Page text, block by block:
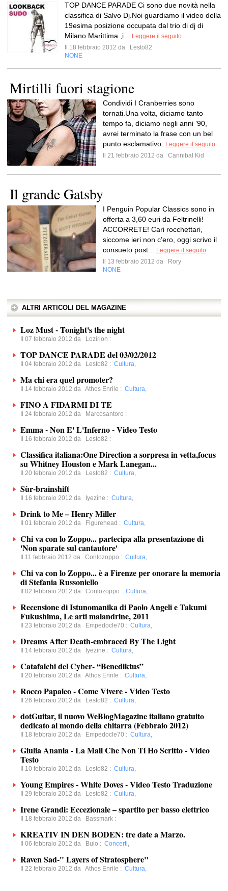
TOP DANCE PARADE Ci sono due novità nella
classifica di Salvo Dj.Noi guardiamo il video della
19esima posizione occupata dal trio di dj di
Milano Marittima ,i...
Leggere il seguito
Il 18 febbraio 2012 da
Lesto82
NONE
Mirtilli fuori stagione
Condividi I Cranberries sono
tornati.Una volta, diciamo tanto
tempo fa, diciamo negli anni ’90,
avrei terminato la frase con un bel
punto esclamativo.
Leggere il seguito
Il 21 febbraio 2012 da
Cannibal Kid
Il grande Gatsby
I Penguin Popular Classics sono in
offerta a 3,60 euri da Feltrinelli!
ACCORRETE! Cari rocchettari,
siccome ieri non c’ero, oggi scrivo il
consueto post...
Leggere il seguito
Il 13 febbraio 2012 da
Rory
NONE
ALTRI ARTICOLI DEL MAGAZINE
Loz Must - Tonight's the night
Il 07 febbraio 2012 da Lozirion :
TOP DANCE PARADE del 03/02/2012
Il 04 febbraio 2012 da Lesto82 : Cultura,
Ma chi era quel promoter?
Il 14 febbraio 2012 da Athos Enrile : Cultura,
FINO A FIDARMI DI TE
Il 24 febbraio 2012 da Marcosantoro :
Emma - Non E' L'Inferno - Video Testo
Il 16 febbraio 2012 da Lesto82 :
Classifica italiana:One Direction a sorpresa in vetta,focus
su Whitney Houston e Mark Lanegan...
Il 20 febbraio 2012 da Lesto82 : Cultura,
Sùr-brainshift
Il 16 febbraio 2012 da Iyezine : Cultura,
Drink to Me – Henry Miller
Il 01 febbraio 2012 da Figurehead : Cultura,
Chi va con lo Zoppo... partecipa alla presentazione di
'Non sparate sul cantautore'
Il 11 febbraio 2012 da Conlozoppo : Cultura,
Chi va con lo Zoppo... è a Firenze per onorare la memoria
di Stefania Russoniello
Il 02 febbraio 2012 da Conlozoppo : Cultura,
Recensione di Istunomanika di Paolo Angeli e Takumi
Fukushima, Le arti malandrine, 2011
Il 23 febbraio 2012 da Empedocle70 : Cultura,
Dreams After Death-embraced By The Light
Il 14 febbraio 2012 da Iyezine : Cultura,
Catafalchi del Cyber- “Benediktus”
Il 20 febbraio 2012 da Athos Enrile : Cultura,
Rocco Papaleo - Come Vivere - Video Testo
Il 26 febbraio 2012 da Lesto82 : Cultura,
dotGuitar, il nuovo WeBlogMagazine italiano gratuito
dedicato al mondo della chitarra (Febbraio 2012)
Il 18 febbraio 2012 da Empedocle70 : Cultura,
Giulia Anania - La Mail Che Non Ti Ho Scritto - Video
Testo
Il 10 febbraio 2012 da Lesto82 : Cultura,
Young Empires - White Doves - Video Testo Traduzione
Il 29 febbraio 2012 da Lesto82 : Cultura,
Irene Grandi: Eccezionale – spartito per basso elettrico
Il 18 febbraio 2012 da Bassmark :
KREATIV IN DEN BODEN: tre date a Marzo.
Il 06 febbraio 2012 da Buio : Concerti,
Raven Sad-" Layers of Stratosphere"
Il 22 febbraio 2012 da Athos Enrile : Cultura,